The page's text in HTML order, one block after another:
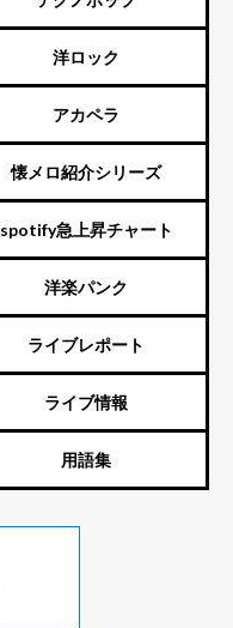
洋ロック
アカペラ
懐メロ紹介シリーズ
spotify急上昇チャート
洋楽パンク
ライブレポート
ライブ情報
用語集